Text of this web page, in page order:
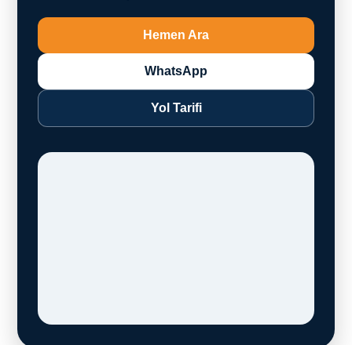
Hemen Ara
WhatsApp
Yol Tarifi